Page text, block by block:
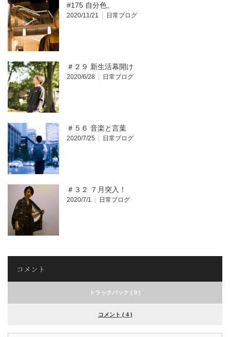
#175 自分色。
2020/11/21 日常ブログ
＃２９ 新生活幕開け
2020/6/28 日常ブログ
＃５６ 音楽と言葉
2020/7/25 日常ブログ
＃３２ ７月突入！
2020/7/1 日常ブログ
コメント
トラックバック ( 0 )
コメント ( 4 )